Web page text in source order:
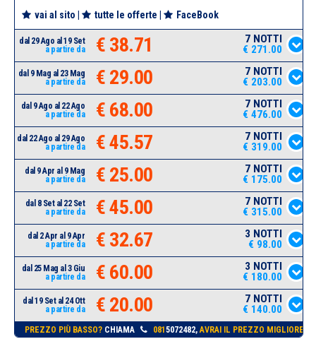
vai al sito tutte le offerte FaceBook
dal 29 Ago al 19 Set
a partire da
€ 38.71
7 NOTTI
€ 271.00
dal 9 Mag al 23 Mag
a partire da
€ 29.00
7 NOTTI
€ 203.00
dal 9 Ago al 22 Ago
a partire da
€ 68.00
7 NOTTI
€ 476.00
dal 22 Ago al 29 Ago
a partire da
€ 45.57
7 NOTTI
€ 319.00
dal 9 Apr al 9 Mag
a partire da
€ 25.00
7 NOTTI
€ 175.00
dal 8 Set al 22 Set
a partire da
€ 45.00
7 NOTTI
€ 315.00
dal 2 Apr al 9 Apr
a partire da
€ 32.67
3 NOTTI
€ 98.00
dal 25 Mag al 3 Giu
a partire da
€ 60.00
3 NOTTI
€ 180.00
dal 19 Set al 24 Ott
a partire da
€ 20.00
7 NOTTI
€ 140.00
PREZZO PIÙ BASSO?CHIAMA 081 5072482,AVRAI IL PREZZO MIGLIORE!